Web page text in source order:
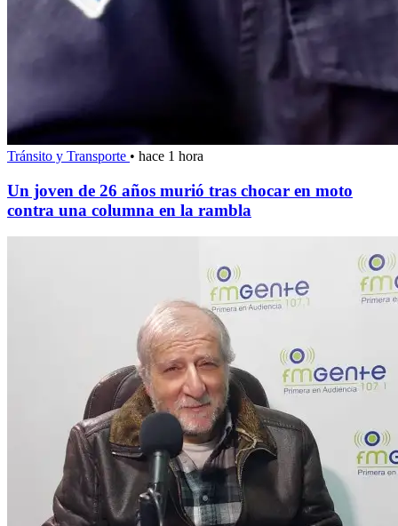
Tránsito y Transporte • hace 1 hora
Un joven de 26 años murió tras chocar en moto
contra una columna en la rambla